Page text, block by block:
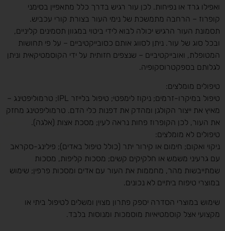
ואפילו גרד או נפיחות. לכן עור רגיש בדרך כלל מתאפיין בסימני
קופרוז – הרחבה מתמשכת של נימי העור בצורת קורי עכביש.
תסמונת העור הרגיש יכולה לבוא לידי ביטוי במגוון תסמינים קליניים,
ובכל סוג של עור. ניתן לסווג אותם כסובייקטיביים – על פי תחושות
המטופלת, ואובייקטיביים – שנצפים חזותית על ידי הקוסמטיקאית וניתן
לגלותם בספקטרוסקופיה.
טיפולים מומלצים:
טיפול במיקרו-זרמים; ניקוז לימפטי; טיפול בלייזר IPL; טרמוליפטינג –
מאיץ את ייצור הקולגן ומהדק את דפנות כלי הדם. טרמוליפטינג מחזק
את העור, לכן הקופרוז פחות נראה לעין; מסכת אצות (אלגה).
טיפולים לא מומלצים:
ניקוי ואקום; חימום או קירור יתר (כולל טיפול באדים); פילינג-סקראב
עם גרעיני משמש או חלקיקים קשים; מסכות קליפות, מסכות
שמתייבשות מהר, מחממות את העור עם אדים ומסכות פרפין; שימוש
במוצרי טיפוח ביתיים לא נכונים.
שימוש במוצרי הסדרה יספק פתרון מצוין ומשלים לטיפול ביתי או
מקצועי אצל קוסמטיאיות מוסמכות ומנוסות בלבד.